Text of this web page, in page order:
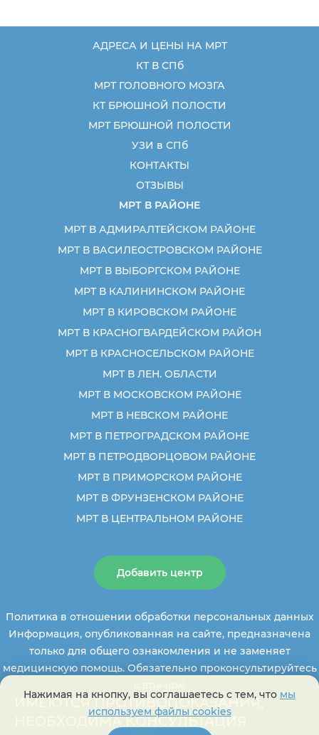
АДРЕСА И ЦЕНЫ НА МРТ
КТ В СПб
МРТ ГОЛОВНОГО МОЗГА
КТ БРЮШНОЙ ПОЛОСТИ
МРТ БРЮШНОЙ ПОЛОСТИ
УЗИ в СПб
КОНТАКТЫ
ОТЗЫВЫ
МРТ В РАЙОНЕ
МРТ В АДМИРАЛТЕЙСКОМ РАЙОНЕ
МРТ В ВАСИЛЕОСТРОВСКОМ РАЙОНЕ
МРТ В ВЫБОРГСКОМ РАЙОНЕ
МРТ В КАЛИНИНСКОМ РАЙОНЕ
МРТ В КИРОВСКОМ РАЙОНЕ
МРТ В КРАСНОГВАРДЕЙСКОМ РАЙОН
МРТ В КРАСНОСЕЛЬСКОМ РАЙОНЕ
МРТ В ЛЕН. ОБЛАСТИ
МРТ В МОСКОВСКОМ РАЙОНЕ
МРТ В НЕВСКОМ РАЙОНЕ
МРТ В ПЕТРОГРАДСКОМ РАЙОНЕ
МРТ В ПЕТРОДВОРЦОВОМ РАЙОНЕ
МРТ В ПРИМОРСКОМ РАЙОНЕ
МРТ В ФРУНЗЕНСКОМ РАЙОНЕ
МРТ В ЦЕНТРАЛЬНОМ РАЙОНЕ
Добавить центр
Политика в отношении обработки персональных данных
Информация, опубликованная на сайте, предназначена
только для общего ознакомления и не заменяет
медицинскую помощь. Обязательно проконсультируйтесь
ИМЕЮТСЯ ПРОТИВОПОКАЗАНИЯ,
НЕОБХОДИМА КОНСУЛЬТАЦИЯ
Нажимая на кнопку, вы соглашаетесь с тем, что мы
используем файлы cookies